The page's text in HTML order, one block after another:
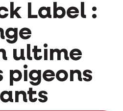
Label :
ultime
pigeons